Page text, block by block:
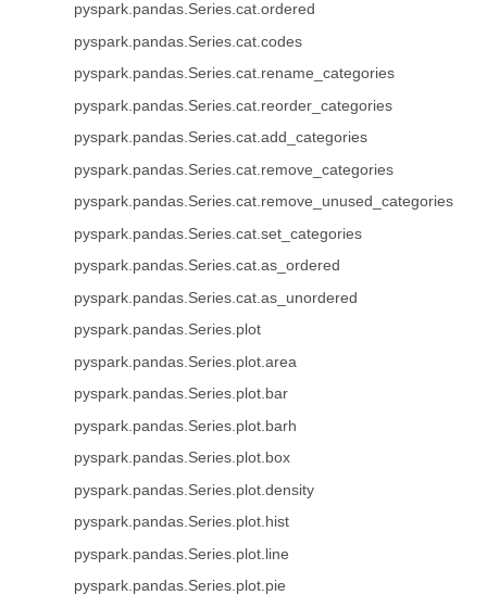
pyspark.pandas.Series.cat.ordered
pyspark.pandas.Series.cat.codes
pyspark.pandas.Series.cat.rename_categories
pyspark.pandas.Series.cat.reorder_categories
pyspark.pandas.Series.cat.add_categories
pyspark.pandas.Series.cat.remove_categories
pyspark.pandas.Series.cat.remove_unused_categories
pyspark.pandas.Series.cat.set_categories
pyspark.pandas.Series.cat.as_ordered
pyspark.pandas.Series.cat.as_unordered
pyspark.pandas.Series.plot
pyspark.pandas.Series.plot.area
pyspark.pandas.Series.plot.bar
pyspark.pandas.Series.plot.barh
pyspark.pandas.Series.plot.box
pyspark.pandas.Series.plot.density
pyspark.pandas.Series.plot.hist
pyspark.pandas.Series.plot.line
pyspark.pandas.Series.plot.pie